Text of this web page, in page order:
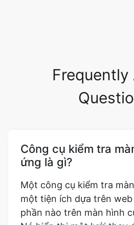
Frequently
Công cụ kiểm tra
ứng là gì?
Một công cụ kiểm tra
một tiện ích dựa trên
phần nào trên màn hình